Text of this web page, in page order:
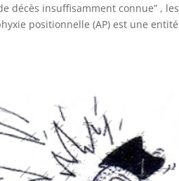
décès insuffisamment connue” , les
positionnelle (AP) est une entité